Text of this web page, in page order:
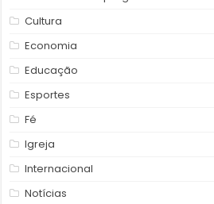
Cultura
Economia
Educação
Esportes
Fé
Igreja
Internacional
Notícias